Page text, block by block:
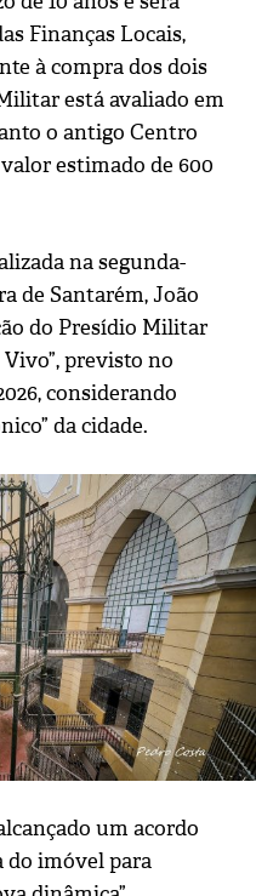
Finanças Locais,
à compra dos dois
está avaliado em
o antigo Centro
estimado de 600
na segunda-
de Santarém, João
do Presídio Militar
previsto no
considerando
da cidade.
um acordo
do imóvel para